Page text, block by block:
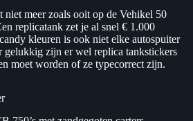
niet meer zoals ooit op de Vehikel 50
replicatank zet je al snel € 1.000
kleuren is ook niet elke autospuiter
gelukkig zijn er wel replica tankstickers
moet worden of ze typecorrect zijn.